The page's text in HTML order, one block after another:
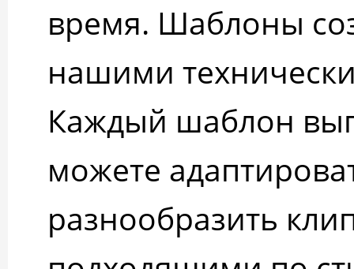
время. Шаблоны
нашими
Каждый шаблон
можете
разнообразить